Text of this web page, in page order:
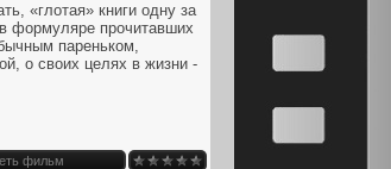
«глотая» книги одну за
формуляре прочитавших
пареньком,
о своих целях в жизни -
фильм